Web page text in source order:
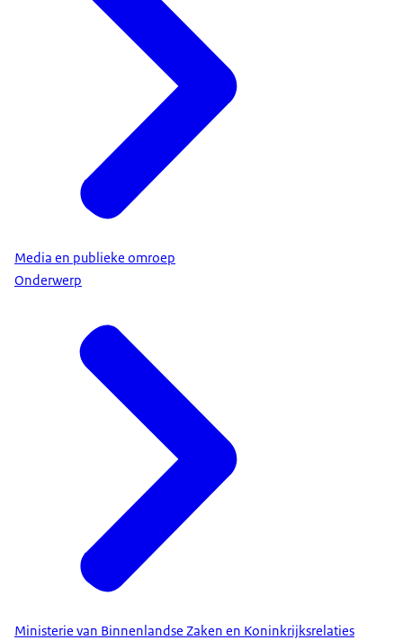
Media en publieke omroep
Onderwerp
Ministerie van Binnenlandse Zaken en Koninkrijksrelaties